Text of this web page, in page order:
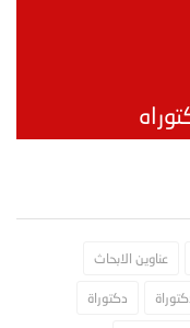
عناوين الابحاث
دكتوراة